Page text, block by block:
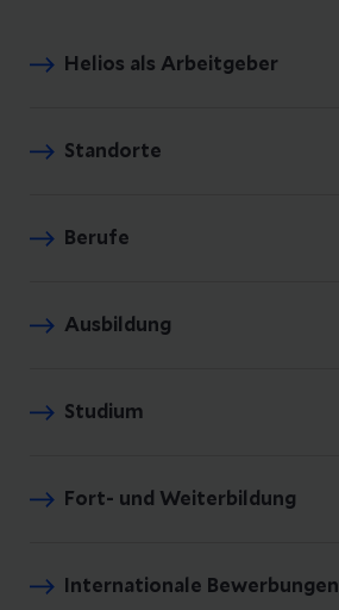
Helios als Arbeitgeber
Standorte
Berufe
Ausbildung
Studium
Fort- und Weiterbildung
Internationale Bewerbungen